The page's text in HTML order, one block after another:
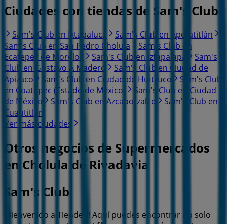
Ciudades con tiendas de Sam's Club
Sam's Club en Ixtapaluca
Sam's Club en Apetatitlán
Sam's Club en San Pedro Cholula
Sam's Club en
Ecatepec de Morelos
Sam's Club en Iztapalapa
Sam's
Club en Gustavo A Madero
Sam's Club en Ciudad de
Apizaco
Sam's Club en Ciudad de Huitzuco
Sam's Club
en Coatepec (Estado de México)
Sam's Club en Ciudad
de México
Sam's Club en Azcapotzalco
Sam's Club en
Cuautitlán
Ver más ciudades
Otros negocios de Supermercados
en Cholula de Rivadavia
Sam's Club
¡Bienvenido a Tiendeo! Aquí puedes encontrar no solo